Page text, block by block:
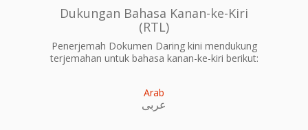
Dukungan Bahasa Kanan-ke-Kiri
(RTL)
Penerjemah Dokumen Daring kini mendukung
terjemahan untuk bahasa kanan-ke-kiri berikut:
Arab
عربى